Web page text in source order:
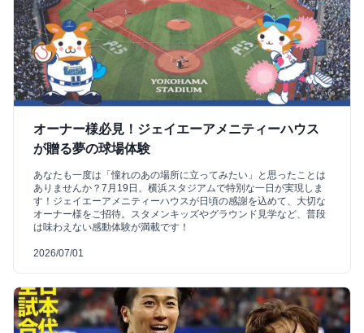
オーナー様必見！ジェイエーアメニティーハウス
が贈る夢の球場体験
あなたも一度は「憧れのあの場所に立ってみたい」と思ったことは
ありませんか？7月19日、横浜スタジアムで特別な一日が実現しま
す！ジェイエーアメニティーハウスが日頃の感謝を込めて、大切な
オーナー様をご招待。スタメンキッズやグラウンド見学など、普段
は味わえない感動体験が満載です！
2026/07/01